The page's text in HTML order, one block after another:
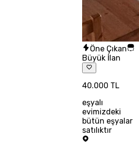
Öne Çıkan
Büyük İlan
40.000 TL
eşyalı
evimizdeki
bütün eşyalar
satılıktır